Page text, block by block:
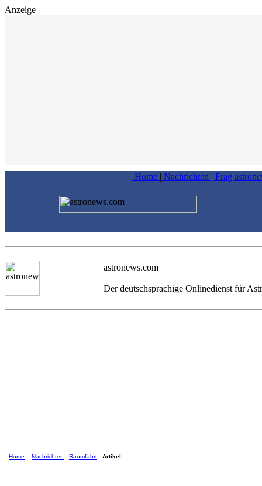
Anzeige
Home | Nachrichten | Frag
astronews.com
Der deutschsprachige Onlinedienst für
Home : Nachrichten : Raumfahrt : Artikel